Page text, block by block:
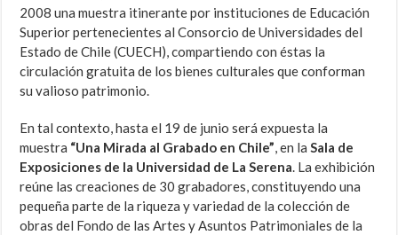
2008 una muestra itinerante por instituciones de Educación
Superior pertenecientes al Consorcio de Universidades del
Estado de Chile (CUECH), compartiendo con éstas la
circulación gratuita de los bienes culturales que conforman
su valioso patrimonio.
En tal contexto, hasta el 19 de junio será expuesta la
muestra “Una Mirada al Grabado en Chile”, en laSala de
Exposiciones de la Universidad de La Serena. La exhibición
reúne las creaciones de 30 grabadores, constituyendo una
pequeña parte de la riqueza y variedad de la colección de
obras del Fondo de las Artes y Asuntos Patrimoniales de la